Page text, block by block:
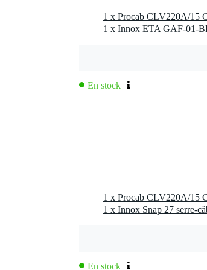
1 x Innox ETA GAF-01-
En stock
1 x Innox Snap 27 serre-
En stock